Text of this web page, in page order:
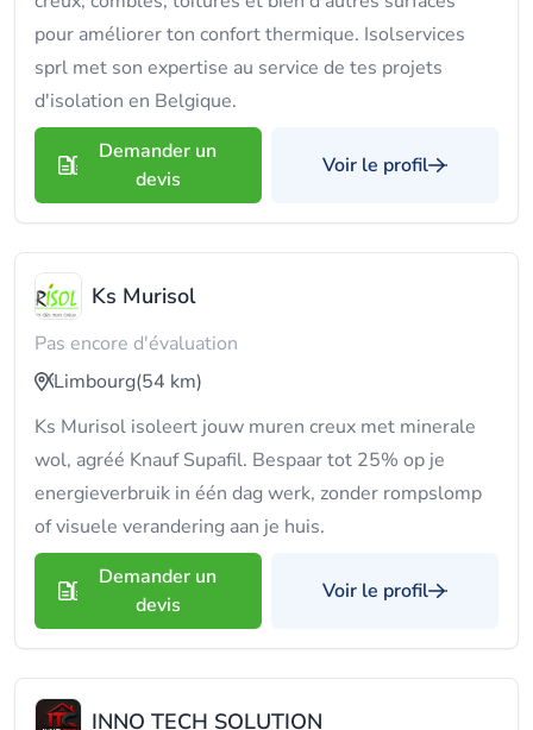
pour améliorer ton confort thermique. Isolservices
sprl met son expertise au service de tes projets
d'isolation en Belgique.
Demander un
devis
Voir le profil
Ks Murisol
Pas encore d'évaluation
Limbourg(54 km)
Ks Murisol isoleert jouw muren creux met minerale
wol, agréé Knauf Supafil. Bespaar tot 25% op je
energieverbruik in één dag werk, zonder rompslomp
of visuele verandering aan je huis.
Demander un
devis
Voir le profil
INNO TECH SOLUTION